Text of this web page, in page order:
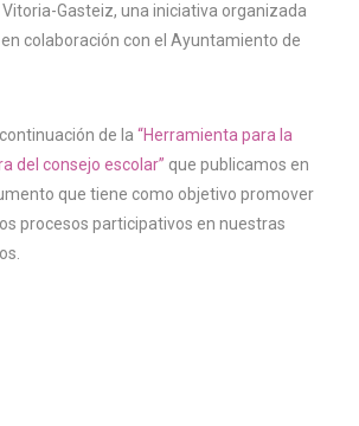
Gasteiz, una iniciativa organizada
en colaboración con el Ayuntamiento de
de la “Herramienta para la
del consejo escolar” que publicamos en
que tiene como objetivo promover
procesos participativos en nuestras